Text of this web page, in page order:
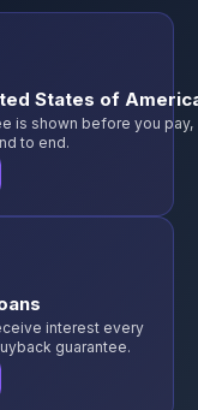
States of
is shown before you pay,
to end.
interest every
guarantee.